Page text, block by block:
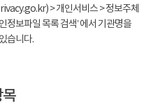
> 개인서비스 > 정보주체
정보파일 목록 검색’ 에서 기관명을
습니다.